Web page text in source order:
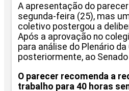
A apresentação do
segunda-feira (25), mas
coletivo postergou a
Após a aprovação no
para análise do Plenário da
posteriormente, ao Senado
O parecer recomenda a
trabalho para 40 horas